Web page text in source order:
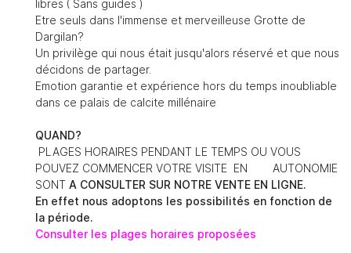
Adresse email de réception
Recopier le code ci-contre
Rafraîchir le captcha
En cochant cette case, vous consentez à recevoir nos propositions commerciales à
libres ( Sans guides )
Etre seuls dans l'immense et merveilleuse Grotte de
Dargilan?
Un privilège qui nous était jusqu'alors réservé et que nous
décidons de partager.
Emotion garantie et expérience hors du temps inoubliable
dans ce palais de calcite millénaire
QUAND?
PLAGES HORAIRES PENDANT LE TEMPS OU VOUS
POUVEZ COMMENCER VOTRE VISITE EN AUTONOMIE
SONT A CONSULTER SUR NOTRE VENTE EN LIGNE.
En effet nous adoptons les possibilités en fonction de
la période.
Consulter les plages horaires proposées